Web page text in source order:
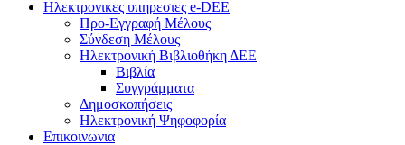
Ηλεκτρονικες υπηρεσιες e-DEE
Προ-Εγγραφή Μέλους
Σύνδεση Μέλους
Ηλεκτρονική Βιβλιοθήκη ΔΕΕ
Βιβλία
Συγγράμματα
Δημοσκοπήσεις
Ηλεκτρονική Ψηφοφορία
Επικοινωνια